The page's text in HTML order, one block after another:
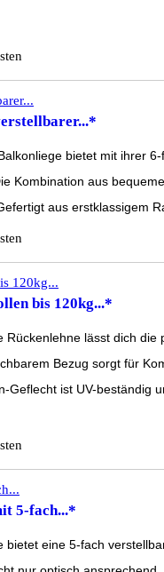
bietet mit ihrer
Kombination aus
aus
bis 120kg...*
lässt dich
Bezug sorgt für
Geflecht ist UV-
5-fach...*
eine 5-fach